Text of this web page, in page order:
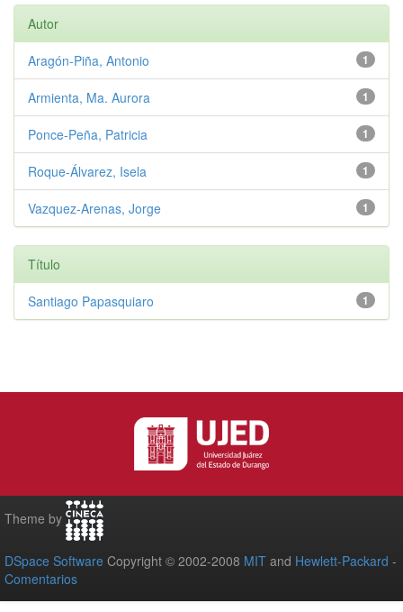
Autor
1
Aragón-Piña, Antonio
1
Armienta, Ma. Aurora
1
Ponce-Peña, Patricia
1
Roque-Álvarez, Isela
1
Vazquez-Arenas, Jorge
Título
1
Santiago Papasquiaro
Theme by
DSpace Software Copyright © 2002-2008 MIT and Hewlett-Packard -
Comentarios